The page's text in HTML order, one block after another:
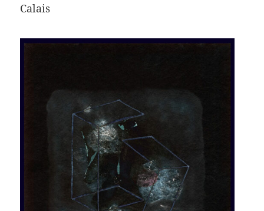
Calais